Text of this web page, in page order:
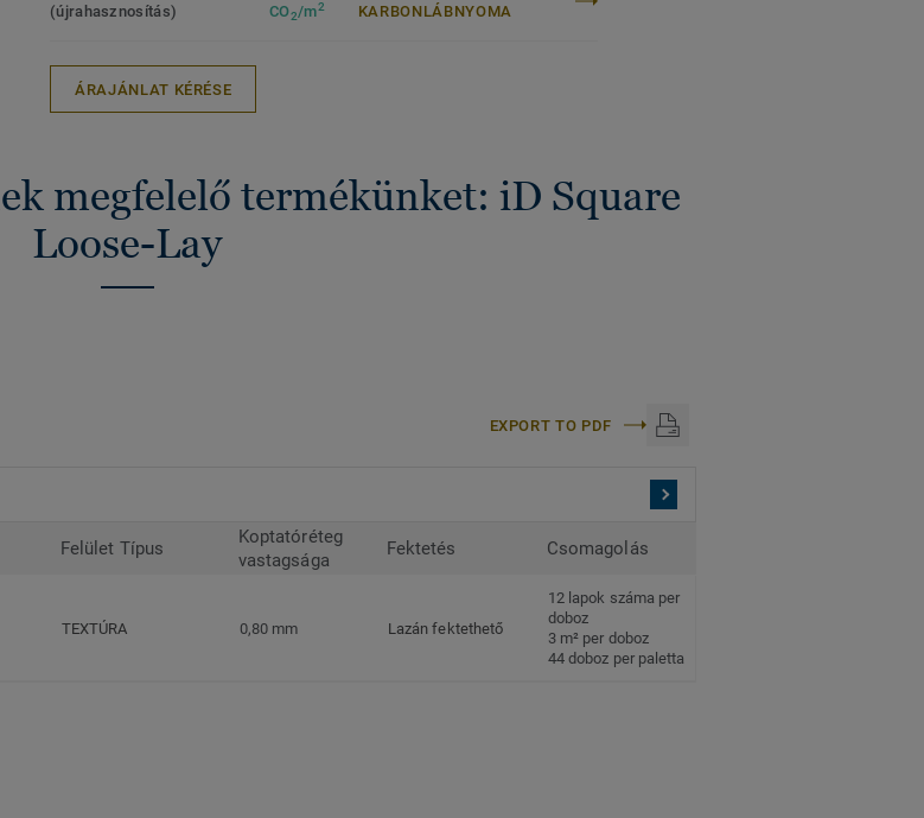
(újrahasznosítás)
CO2/m2
KARBONLÁBNYOMA
ÁRAJÁNLAT KÉRÉSE
megfelelő termékünket: iD Square
Loose-Lay
EXPORT TO PDF
Felület Típus
Koptatóréteg
vastagsága
Fektetés Csomagolás
TEXTÚRA 0,80 mm Lazán fektethető
12 lapok száma per
doboz
3 m² per doboz
44 doboz per paletta